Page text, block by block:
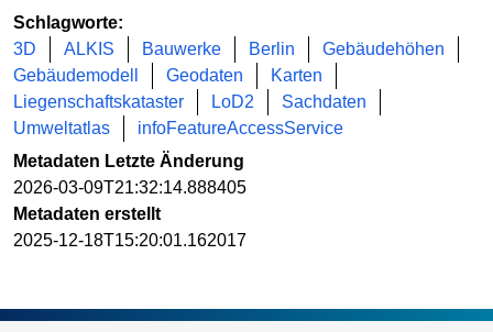
Schlagworte:
3D
ALKIS Bauwerke Berlin
Gebäudehöhen
Gebäudemodell
Geodaten
Karten
Liegenschaftskataster
LoD2
Sachdaten
Umweltatlas
infoFeatureAccessService
Metadaten Letzte Änderung
2026-03-09T21:32:14.888405
Metadaten erstellt
2025-12-18T15:20:01.162017